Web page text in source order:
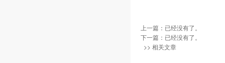
上一篇：已经没有了。
下一篇：已经没有了。
>> 相关文章